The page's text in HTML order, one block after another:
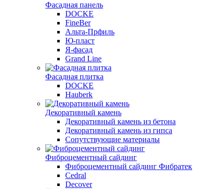
Фасадная панель
DOCKE
FineBer
Альта-Прфиль
Ю-пласт
Я-фасад
Grand Line
Фасадная плитка
DOCKE
Hauberk
Декоративный камень
Декоративный камень из бетона
Декоративный камень из гипса
Сопутствующие материалы
Фиброцементный сайдинг
Фиброцементный сайдинг Фибратек
Cedral
Decover